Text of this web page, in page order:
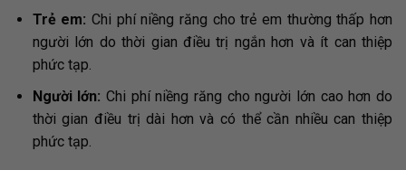
Trẻ em: Chi phí niềng răng cho trẻ em thường thấp hơn
người lớn do thời gian điều trị ngắn hơn và ít can thiệp
phức tạp.
Người lớn: Chi phí niềng răng cho người lớn cao hơn do
thời gian điều trị dài hơn và có thể cần nhiều can thiệp
phức tạp.